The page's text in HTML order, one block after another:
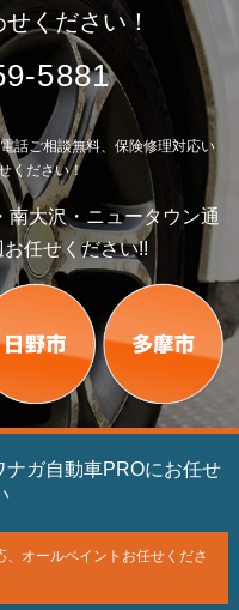
ください！
5881
話ご相談無料、保険修理対応い
ください！
南大沢・ニュータウン通
任せください!!
ガ自動車PROにお任せ
、オールペイント お任せくださ